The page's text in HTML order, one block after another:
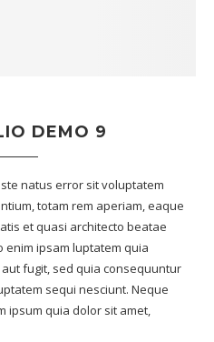
DEMO 9
natus error sit voluptatem
totam rem aperiam, eaque
et quasi architecto beatae
enim ipsam luptatem quia
fugit, sed quia consequuntur
sequi nesciunt. Neque
ipsum quia dolor sit amet,